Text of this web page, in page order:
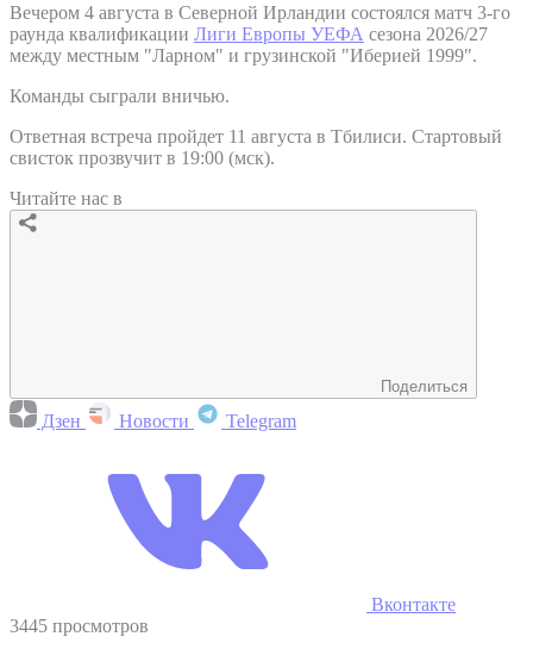
Вечером 4 августа в Северной Ирландии состоялся матч 3-го
раунда квалификации Лиги Европы УЕФА сезона 2026/27
между местным "Ларном" и грузинской "Иберией 1999".
Команды сыграли вничью.
Ответная встреча пройдет 11 августа в Тбилиси. Стартовый
свисток прозвучит в 19:00 (мск).
Читайте нас в
Поделиться
Дзен Новости Telegram
Вконтакте
3445 просмотров